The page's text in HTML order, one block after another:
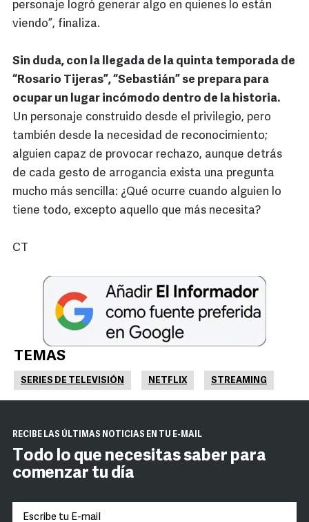
personaje logró generar algo en quienes lo están
viendo”, finaliza.
Sin duda, con la llegada de la quinta temporada de
“Rosario Tijeras”, “Sebastián” se prepara para
ocupar un lugar incómodo dentro de la historia.
Un personaje construido desde el privilegio, pero
también desde la necesidad de reconocimiento;
alguien capaz de provocar rechazo, aunque detrás
de cada gesto de arrogancia exista una pregunta
mucho más sencilla: ¿Qué ocurre cuando alguien lo
tiene todo, excepto aquello que más necesita?
CT
TEMAS
SERIES DE TELEVISIÓN NETFLIX STREAMING
RECIBE LAS ÚLTIMAS NOTICIAS EN TU E-MAIL
Todo lo que necesitas saber para
comenzar tu día